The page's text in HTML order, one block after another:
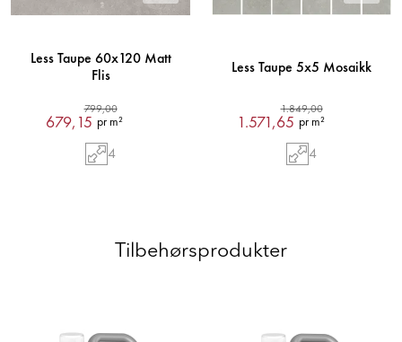
Less Taupe 60x120 Matt
Flis
799,00
679,15 pr m²
4
Less Taupe 5x5 Mosaikk
1.849,00
1.571,65 pr m²
4
Tilbehørsprodukter